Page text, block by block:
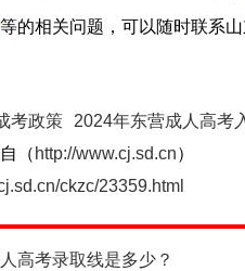
等的相关问题，可以随时联系
考政策
2024年东营成人高考
（ http://www.cj.sd.cn）
ckzc/23359.html
高考录取线是多少？